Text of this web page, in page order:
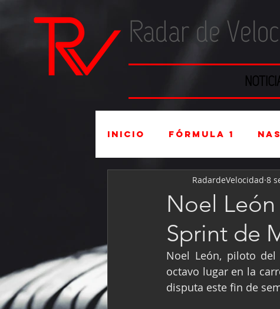
Radar de
Inicio Fórmula 1
Súper Copa
Mexicanos en el
Fórmula Ford Vintage
Noel
Sprint de
RadardeVelocidad 8
Noel León, piloto
octavo lugar en la
disputa este fin de